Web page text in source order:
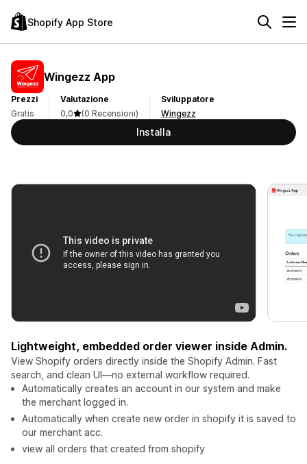
Shopify App Store
Wingezz App
Prezzi
Gratis
Valutazione
0,0
(0 Recensioni)
Sviluppatore
Wingezz
Installa
Lightweight, embedded order viewer inside Admin.
View Shopify orders directly inside the Shopify Admin. Fast
search, and clean UI—no external workflow required.
Automatically creates an account in our system and make
the merchant logged in.
Automatically when create new order in shopify it is saved to
our merchant acc.
view all orders that created from shopify